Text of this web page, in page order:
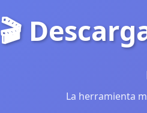
🎬
La herramienta